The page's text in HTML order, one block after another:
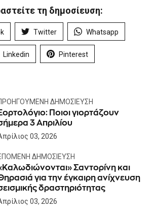
τη δημοσίευση:
Twitter Whatsapp
Linkedin Pinterest
ΔΗΜΟΣΊΕΥΣΗ
Ποιοι γιορτάζουν
3 Aπριλίου
03, 2026
ΔΗΜΟΣΊΕΥΣΗ
Σαντορίνη και
για την έγκαιρη ανίχνευση
δραστηριότητας
03, 2026